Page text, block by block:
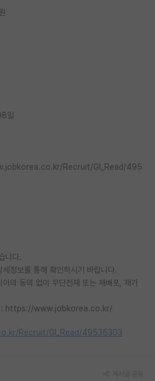
일
Recruit/GI_Read/495
니다.
정보를 통해 확인하시기 바랍니다.
의 동의 없이 무단전재 또는 재배포, 재가
: https://www.jobkorea.co.kr/
Recruit/GI_Read/49536303